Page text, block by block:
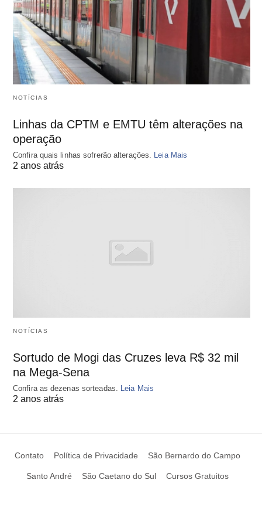
NOTÍCIAS
Linhas da CPTM e EMTU têm alterações na
operação
Confira quais linhas sofrerão alterações. Leia Mais
2 anos atrás
NOTÍCIAS
Sortudo de Mogi das Cruzes leva R$ 32 mil
na Mega-Sena
Confira as dezenas sorteadas. Leia Mais
2 anos atrás
Contato Política de Privacidade São Bernardo do Campo
Santo André São Caetano do Sul Cursos Gratuitos